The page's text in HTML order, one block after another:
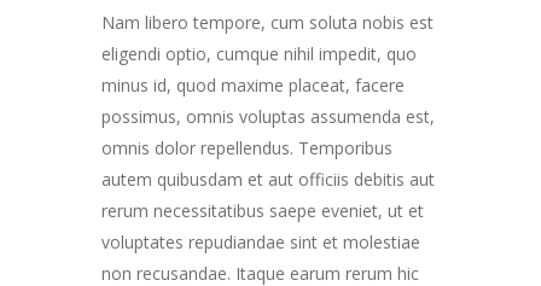
Nam libero tempore, cum soluta nobis est
eligendi optio, cumque nihil impedit, quo
minus id, quod maxime placeat, facere
possimus, omnis voluptas assumenda est,
omnis dolor repellendus. Temporibus
autem quibusdam et aut officiis debitis aut
rerum necessitatibus saepe eveniet, ut et
voluptates repudiandae sint et molestiae
non recusandae. Itaque earum rerum hic